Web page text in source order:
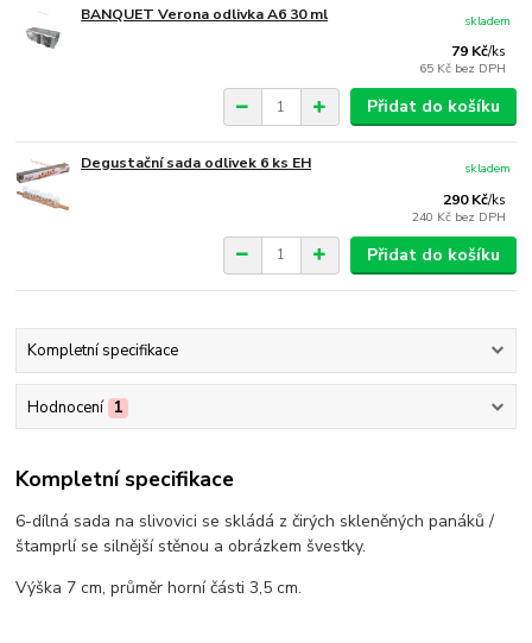
BANQUET Verona odlivka A6 30 ml
79 Kč/ks
65 Kč bez DPH
skladem
Přidat do košíku
Degustační sada odlivek 6 ks EH
290 Kč/ks
240 Kč bez DPH
skladem
Přidat do košíku
Kompletní specifikace
Hodnocení 1
Kompletní specifikace
6-dílná sada na slivovici se skládá z čirých skleněných panáků /
štamprlí se silnější stěnou a obrázkem švestky.
Výška 7 cm, průměr horní části 3,5 cm.